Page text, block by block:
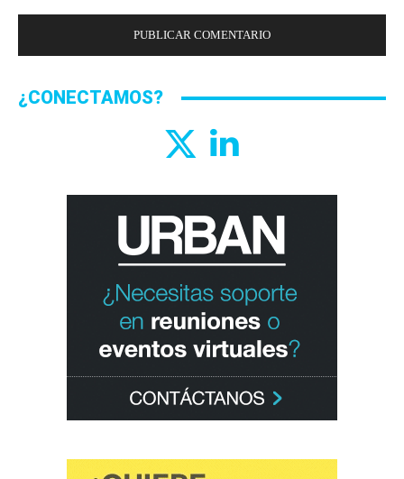
¿CONECTAMOS?